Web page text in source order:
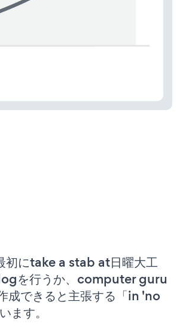
初にtake a stab at日曜大工
を行うか、computer guru
できると主張する「in 'no
ます。